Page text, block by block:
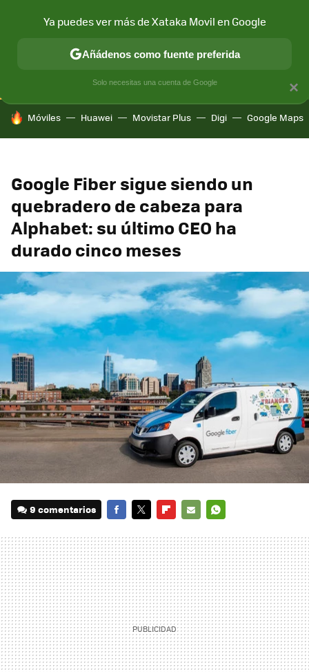
CONECTIVIDAD MÓVIL Y SOCIEDAD APLICACIONES
HOY SE HABLA DE
Móviles Huawei Movistar Plus Digi Google Maps
Google Fiber sigue siendo un
quebradero de cabeza para
Alphabet: su último CEO ha
durado cinco meses
9 comentarios
MAIL
×
Ya puedes ver más de Xataka Movil en Google
Añádenos como fuente preferida
Solo necesitas una cuenta de Google